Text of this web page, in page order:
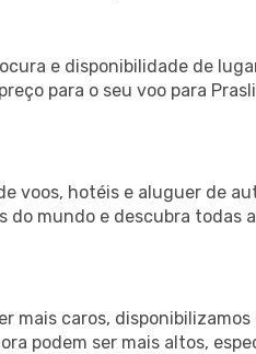
e disponibilidade de
para o seu voo para
voos, hotéis e aluguer de
mundo e descubra todas
mais caros, disponibilizamos
podem ser mais altos,